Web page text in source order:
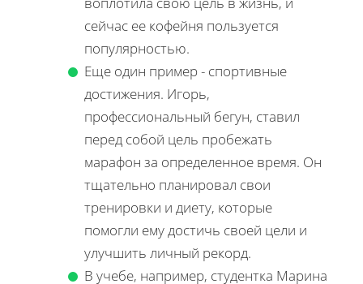
сейчас ее кофейня пользуется
популярностью.
Еще один пример - спортивные
достижения. Игорь,
профессиональный бегун, ставил
перед собой цель пробежать
марафон за определенное время. Он
тщательно планировал свои
тренировки и диету, которые
помогли ему достичь своей цели и
улучшить личный рекорд.
В учебе, например, студентка Марина